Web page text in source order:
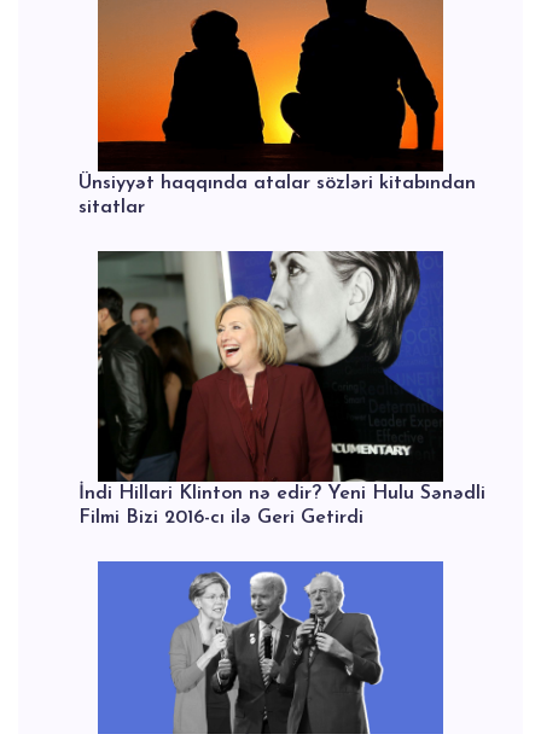
Ünsiyyət haqqında atalar sözləri kitabından
sitatlar
İndi Hillari Klinton nə edir? Yeni Hulu Sənədli
Filmi Bizi 2016-cı ilə Geri Getirdi